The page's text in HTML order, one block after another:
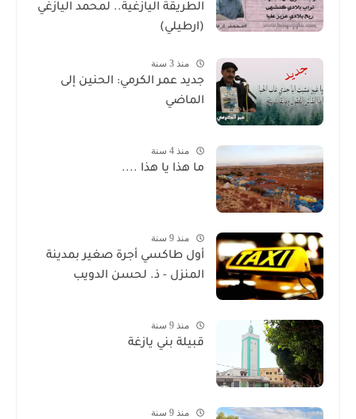
الطريقة اليازغية.. لمحمد اليازغي
(ارطيلي)
منذ 3 سنة
جديد عمر الكرمي: الحنين إلى
الماضي
منذ 4 سنة
ما هذا يا هذا ....
منذ 9 سنة
أول طاكسي أجرة صغير بمدينة
المنزل - ذ. لحسن الدويب
منذ 9 سنة
قبيلة بني يازغة
منذ 9 سنة